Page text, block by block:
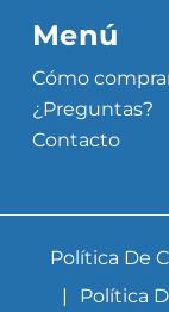
Menú
Cómo
¿Preguntas?
Contacto
Política De
Política